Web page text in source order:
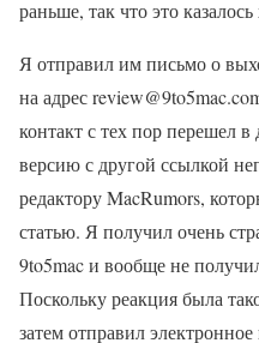
раньше, так что это
Я отправил им письмо о
на адрес
контакт с тех пор перешел
версию с другой ссылкой
редактору MacRumors,
статью. Я получил очень
9to5mac и вообще не
Поскольку реакция была
затем отправил